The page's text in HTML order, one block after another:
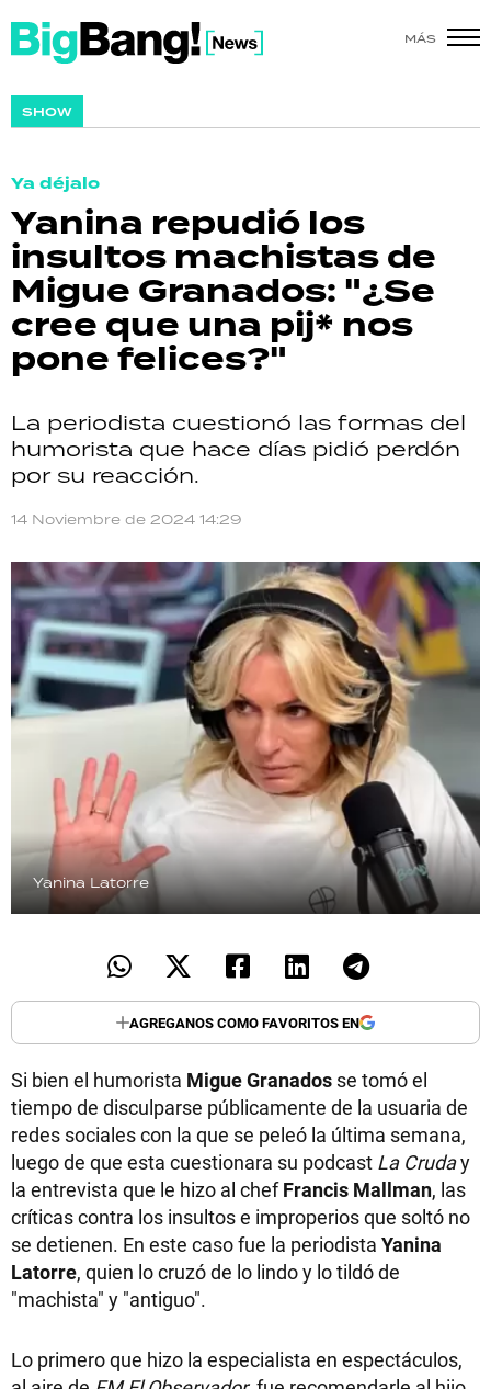
MÁS
SHOW
Ya déjalo
Yanina repudió los
insultos machistas de
Migue Granados: "¿Se
cree que una pij* nos
pone felices?"
La periodista cuestionó las formas del
humorista que hace días pidió perdón
por su reacción.
14 Noviembre de 2024 14:29
Yanina Latorre
AGREGANOS COMO FAVORITOS EN
Si bien el humorista Migue Granados se tomó el
tiempo de disculparse públicamente de la usuaria de
redes sociales con la que se peleó la última semana,
luego de que esta cuestionara su podcast La Cruday
la entrevista que le hizo al chefFrancis Mallman, las
críticas contra los insultos e improperios que soltó no
se detienen. En este caso fue la periodista Yanina
Latorre, quien lo cruzó de lo lindo y lo tildó de
"machista" y "antiguo".
Lo primero que hizo la especialista en espectáculos,
SHOW
ACTUALIDAD
POLICIALES
ECONOMÍA
GRAN HERMANO
SALUD
DEPORTES
TECNOLOGÍA
RECETAS
PALABRAS
HORÓSCOPO
Seguinos